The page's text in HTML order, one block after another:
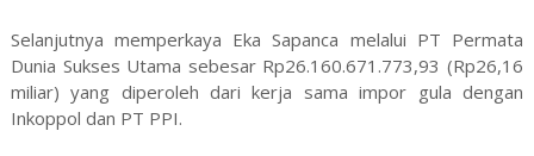
Selanjutnya memperkaya Eka Sapanca melalui PT Permata
Dunia Sukses Utama sebesar Rp26.160.671.773,93 (Rp26,16
miliar) yang diperoleh dari kerja sama impor gula dengan
Inkoppol dan PT PPI.